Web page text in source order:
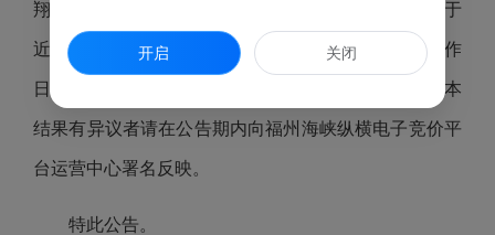
翔君，竞价活动已经结束，该项目相关的交割手续将于
近期办理。现将本次竞价结果进行公告，公告5个工作
日（公告期：2026年4月23日-2026年4月29日），对本
结果有异议者请在公告期内向福州海峡纵横电子竞价平
台运营中心署名反映。
特此公告。
开启 关闭